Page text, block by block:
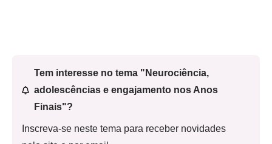
Tem interesse no tema "Neurociência,
adolescências e engajamento nos Anos
Finais"?
Inscreva-se neste tema para receber novidades